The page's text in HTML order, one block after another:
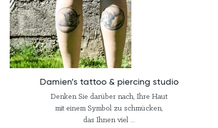
Damien’s tattoo & piercing studio
Denken Sie darüber nach, Ihre Haut
mit einem Symbol zu schmücken,
das Ihnen viel ...